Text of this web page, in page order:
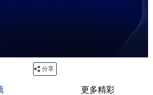
分享
更多精彩